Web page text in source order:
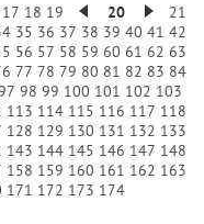
17 18 19 20
21
35 36 37 38 39 40 41 42
56 57 58 59 60 61 62 63
77 78 79 80 81 82 83 84
98 99 100 101 102 103
113 114 115 116 117 118
128 129 130 131 132 133
143 144 145 146 147 148
158 159 160 161 162 163
171 172 173 174